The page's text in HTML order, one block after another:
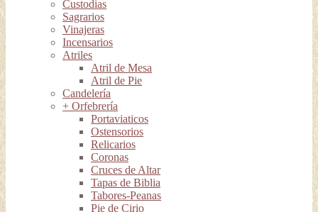
Custodias
Sagrarios
Vinajeras
Incensarios
Atriles
Atril de Mesa
Atril de Pie
Candelería
+ Orfebrería
Portaviaticos
Ostensorios
Relicarios
Coronas
Cruces de Altar
Tapas de Biblia
Tabores-Peanas
Pie de Cirio